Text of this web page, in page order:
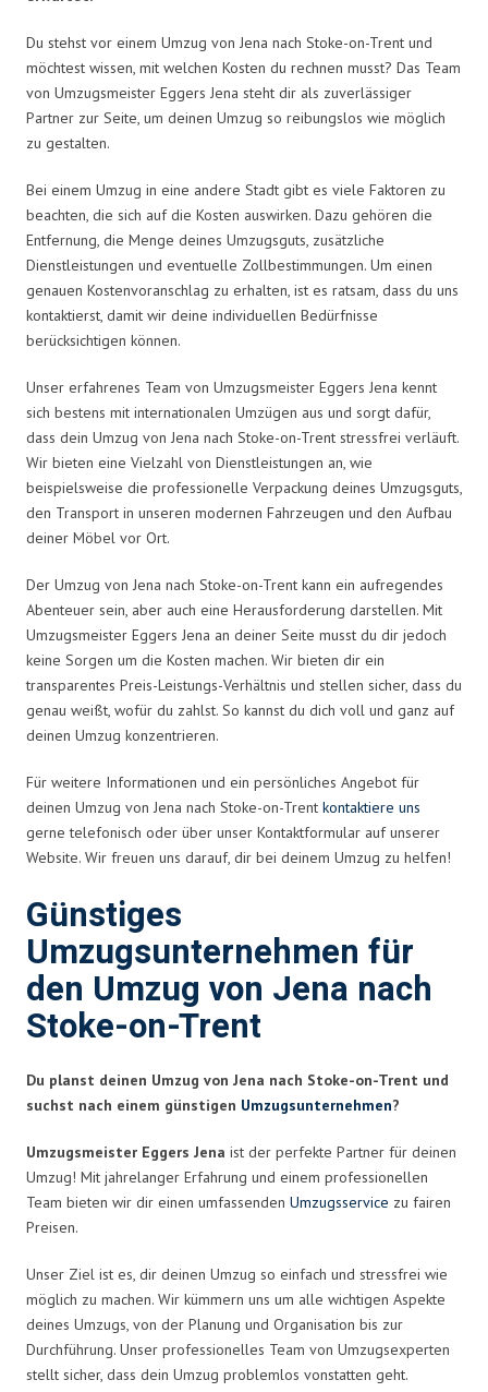
Du stehst vor einem Umzug von Jena nach Stoke-on-Trent und
möchtest wissen, mit welchen Kosten du rechnen musst? Das Team
von Umzugsmeister Eggers Jena steht dir als zuverlässiger
Partner zur Seite, um deinen Umzug so reibungslos wie möglich
zu gestalten.
Bei einem Umzug in eine andere Stadt gibt es viele Faktoren zu
beachten, die sich auf die Kosten auswirken. Dazu gehören die
Entfernung, die Menge deines Umzugsguts, zusätzliche
Dienstleistungen und eventuelle Zollbestimmungen. Um einen
genauen Kostenvoranschlag zu erhalten, ist es ratsam, dass du uns
kontaktierst, damit wir deine individuellen Bedürfnisse
berücksichtigen können.
Unser erfahrenes Team von Umzugsmeister Eggers Jena kennt
sich bestens mit internationalen Umzügen aus und sorgt dafür,
dass dein Umzug von Jena nach Stoke-on-Trent stressfrei verläuft.
Wir bieten eine Vielzahl von Dienstleistungen an, wie
beispielsweise die professionelle Verpackung deines Umzugsguts,
den Transport in unseren modernen Fahrzeugen und den Aufbau
deiner Möbel vor Ort.
Der Umzug von Jena nach Stoke-on-Trent kann ein aufregendes
Abenteuer sein, aber auch eine Herausforderung darstellen. Mit
Umzugsmeister Eggers Jena an deiner Seite musst du dir jedoch
keine Sorgen um die Kosten machen. Wir bieten dir ein
transparentes Preis-Leistungs-Verhältnis und stellen sicher, dass du
genau weißt, wofür du zahlst. So kannst du dich voll und ganz auf
deinen Umzug konzentrieren.
Für weitere Informationen und ein persönliches Angebot für
deinen Umzug von Jena nach Stoke-on-Trent kontaktiere uns
gerne telefonisch oder über unser Kontaktformular auf unserer
Website. Wir freuen uns darauf, dir bei deinem Umzug zu helfen!
Günstiges
Umzugsunternehmen für
den Umzug von Jena nach
Stoke-on-Trent
Du planst deinen Umzug von Jena nach Stoke-on-Trent und
suchst nach einem günstigen Umzugsunternehmen?
Umzugsmeister Eggers Jena ist der perfekte Partner für deinen
Umzug! Mit jahrelanger Erfahrung und einem professionellen
Team bieten wir dir einen umfassenden Umzugsservice zu fairen
Preisen.
Unser Ziel ist es, dir deinen Umzug so einfach und stressfrei wie
möglich zu machen. Wir kümmern uns um alle wichtigen Aspekte
deines Umzugs, von der Planung und Organisation bis zur
Durchführung. Unser professionelles Team von Umzugsexperten
stellt sicher, dass dein Umzug problemlos vonstatten geht.